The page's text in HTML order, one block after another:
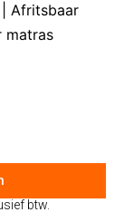
Afritsbaar
matras
btw.